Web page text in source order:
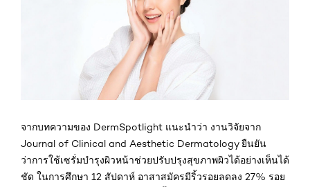
จากบทความของ DermSpotlight แนะนำว่า งานวิจัยจาก
Journal of Clinical and Aesthetic Dermatology ยืนยัน
ว่าการใช้เซรั่มบำรุงผิวหน้าช่วยปรับปรุงสุขภาพผิวได้อย่างเห็นได้
ชัด ในการศึกษา 12 สัปดาห์ อาสาสมัครมีริ้วรอยลดลง 27% รอย